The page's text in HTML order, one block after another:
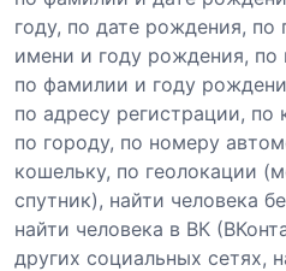
году, по дате рождения, по
имени и году рождения,
по фамилии и году
по адресу регистрации, по
по городу, по номеру
кошельку, по геолокации
спутник), найти человека
найти человека в ВК
других социальных сетях,